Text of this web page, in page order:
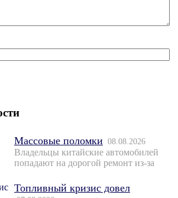
Массовые поломки 08.08.2026
Владельцы китайские автомобилей
попадают на дорогой ремонт из-за
Топливный кризис довел